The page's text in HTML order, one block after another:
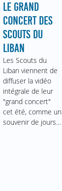
LE GRAND
CONCERT DES
SCOUTS DU
LIBAN
Les Scouts du
Liban viennent de
diffuser la vidéo
intégrale de leur
"grand concert"
cet été, comme un
souvenir de jours…